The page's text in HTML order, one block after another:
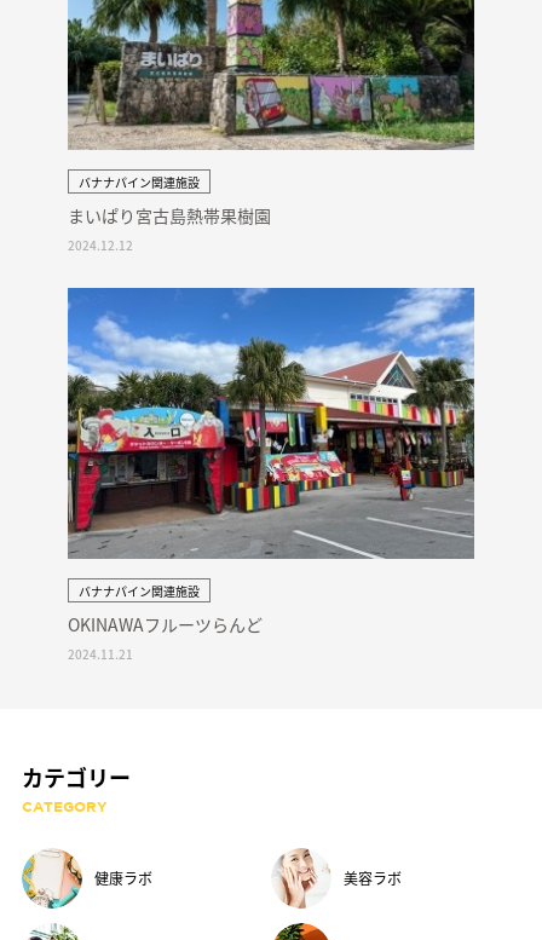
バナナパイン関連施設
2024.12.12
まいぱり宮古島熱帯果樹園
バナナパイン関連施設
2024.11.21
OKINAWAフルーツらんど
カテゴリー
CATEGORY
健康ラボ 美容ラボ